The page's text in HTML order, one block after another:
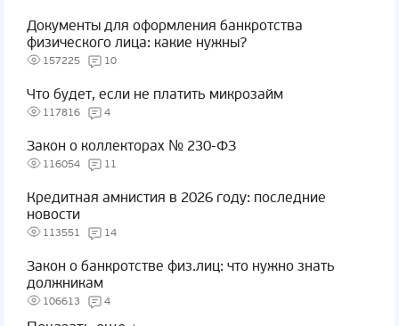
Документы для оформления банкротства
физического лица: какие нужны?
157225 10
Что будет, если не платить микрозайм
117816 4
Закон о коллекторах № 230-ФЗ
116054 11
Кредитная амнистия в 2026 году: последние
новости
113551 14
Закон о банкротстве физ.лиц: что нужно знать
должникам
106613 4